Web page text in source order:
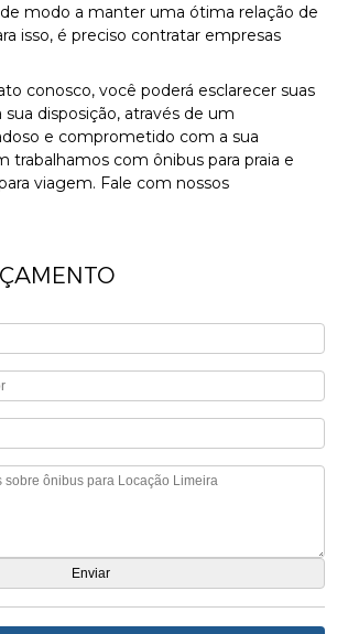
modo a manter uma ótima relação de
isso, é preciso contratar empresas
conosco, você poderá esclarecer suas
disposição, através de um
e comprometido com a sua
trabalhamos com ônibus para praia e
viagem. Fale com nossos